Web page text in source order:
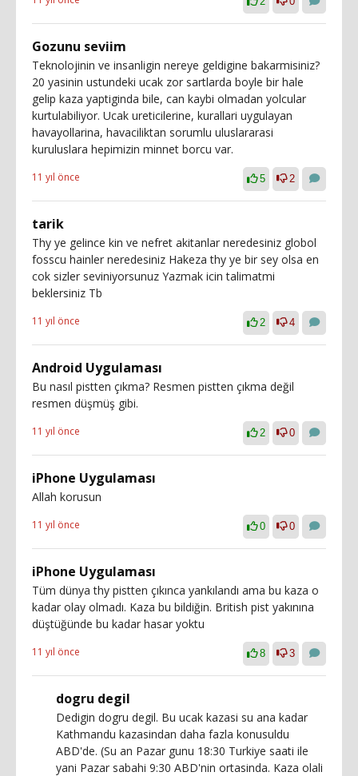
Gozunu seviim
Teknolojinin ve insanligin nereye geldigine bakarmisiniz?
20 yasinin ustundeki ucak zor sartlarda boyle bir hale
gelip kaza yaptiginda bile, can kaybi olmadan yolcular
kurtulabiliyor. Ucak ureticilerine, kurallari uygulayan
havayollarina, havaciliktan sorumlu uluslararasi
kuruluslara hepimizin minnet borcu var.
11 yıl önce 5 2
tarik
Thy ye gelince kin ve nefret akitanlar neredesiniz globol
fosscu hainler neredesiniz Hakeza thy ye bir sey olsa en
cok sizler seviniyorsunuz Yazmak icin talimatmi
beklersiniz Tb
11 yıl önce 2 4
Android Uygulaması
Bu nasıl pistten çıkma? Resmen pistten çıkma değil
resmen düşmüş gibi.
11 yıl önce 2 0
iPhone Uygulaması
Allah korusun
11 yıl önce 0 0
iPhone Uygulaması
Tüm dünya thy pistten çıkınca yankılandı ama bu kaza o
kadar olay olmadı. Kaza bu bildiğin. British pist yakınına
düştüğünde bu kadar hasar yoktu
11 yıl önce 8 3
dogru degil
Dedigin dogru degil. Bu ucak kazasi su ana kadar
Kathmandu kazasindan daha fazla konusuldu
ABD'de. (Su an Pazar gunu 18:30 Turkiye saati ile
yani Pazar sabahi 9:30 ABD'nin ortasinda. Kaza olali